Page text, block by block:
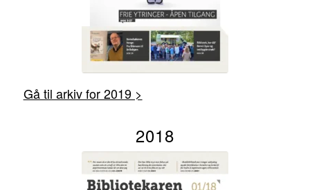
Gå til arkiv for 2019 >
2018